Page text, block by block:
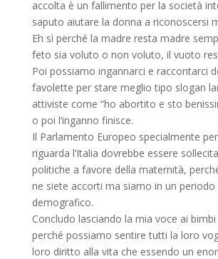
accolta è un fallimento per la società
saputo aiutare la donna a riconoscersi
Eh sì perché la madre resta madre
feto sia voluto o non voluto, il vuoto
Poi possiamo ingannarci e raccontarci
favolette per stare meglio tipo slogan
attiviste come “ho abortito e sto
o poi l’inganno finisce.
Il Parlamento Europeo specialmente
riguarda l’Italia dovrebbe essere
politiche a favore della maternità,
ne siete accorti ma siamo in un
demografico.
Concludo lasciando la mia voce ai
perché possiamo sentire tutti la loro
loro diritto alla vita che essendo un